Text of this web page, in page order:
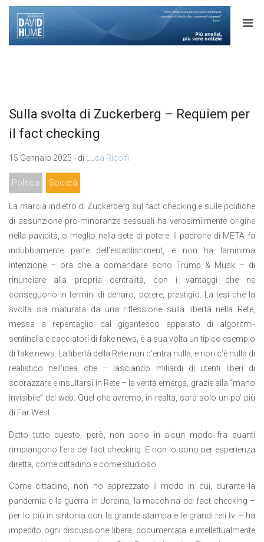
Sulla svolta di Zuckerberg – Requiem per
il fact checking
15 Gennaio 2025 - di Luca Ricolfi
Politica Società
La marcia indietro di Zuckerberg sul fact checking e sulle politiche
di assunzione pro-minoranze sessuali ha verosimilmente origine
nella pavidità, o meglio nella sete di potere. Il padrone di META fa
indubbiamente parte dell’establishment, e non ha laminima
intenzione – ora che a comandare sono Trump & Musk – di
rinunciare alla propria centralità, con i vantaggi che ne
conseguono in termini di denaro, potere, prestigio. La tesi che la
svolta sia maturata da una riflessione sulla libertà nella Rete,
messa a repentaglio dal gigantesco apparato di algoritmi-
sentinella e cacciatori di fake news, è a sua volta un tipico esempio
di fake news. La libertà della Rete non c’entra nulla, e non c’è nulla di
realistico nell’idea che – lasciando miliardi di utenti liberi di
scorazzare e insultarsi in Rete – la verità emerga, grazie alla “mano
invisibile” del web. Quel che avremo, in realtà, sarà solo un po’ più
di Far West.
Detto tutto questo, però, non sono in alcun modo fra quanti
rimpiangono l’era del fact checking. E non lo sono per esperienza
diretta, come cittadino e come studioso.
Come cittadino, non ho apprezzato il modo in cui, durante la
pandemia e la guerra in Ucraina, la macchina del fact checking –
per lo più in sintonia con la grande stampa e le grandi reti tv – ha
impedito ogni discussione libera, documentata e intellettualmente